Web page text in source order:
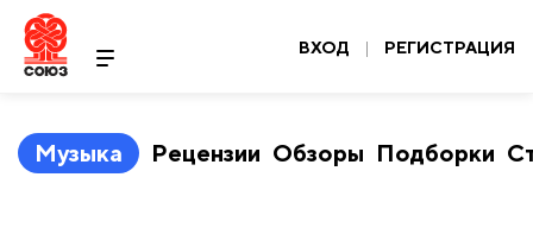
ВХОД | РЕГИСТРАЦИЯ
Музыка Рецензии Обзоры Подборки